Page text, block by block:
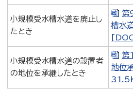
小規模受水槽水道を廃止し
たとき
第
槽水
小規模受水槽水道の設置者
の地位を承継したとき
第
地位